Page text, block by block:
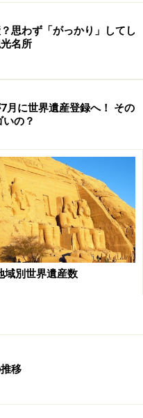
いまにも飛び立ちそう
見渡せば身体がスーっ
覚を起こす。
面部分のことで、西・
窓が設けられている
）とは、一定の区域を
椅子＝カテドラが置か
ッパや旧ヨーロッパ植
ラルがあり、一帯を睥
ひとつは地域一帯を束
と交流すること。
思わず「がっかり」してし
名所
7月に世界遺産登録へ！ その
の？
域別世界遺産数
移